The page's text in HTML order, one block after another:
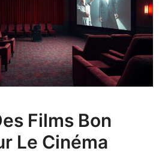
Films Bon
Le Cinéma